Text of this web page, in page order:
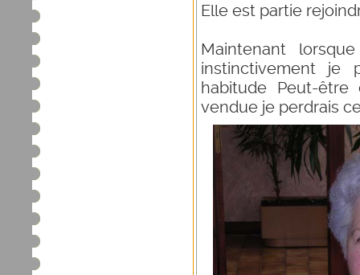
Elle est partie
Maintenant
instinctivement je
habitude Peut-
vendue je perdrais